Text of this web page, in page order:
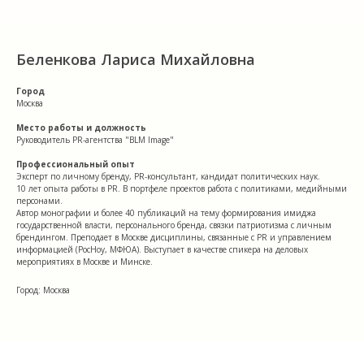
Беленкова Лариса Михайловна
Город
Москва
Место работы и должность
Руководитель PR-агентства "BLM Image"
Профессиональный опыт
Эксперт по личному бренду, PR-консультант, кандидат политических наук.
10 лет опыта работы в PR. В портфеле проектов работа с политиками, медийными
персонами.
Автор монографии и более 40 публикаций на тему формирования имиджа
государственной власти, персонального бренда, связки патриотизма с личным
брендингом. Преподает в Москве дисциплины, связанные с PR и управлением
информацией (РосНоу, МФЮА). Выступает в качестве спикера на деловых
мероприятиях в Москве и Минске.
Город: Москва